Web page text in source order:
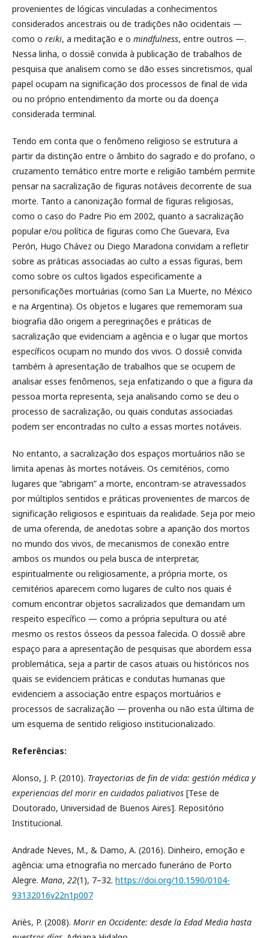
provenientes de lógicas vinculadas a conhecimentos
considerados ancestrais ou de tradições não ocidentais —
como o reiki, a meditação e o mindfulness, entre outros —.
Nessa linha, o dossiê convida à publicação de trabalhos de
pesquisa que analisem como se dão esses sincretismos, qual
papel ocupam na significação dos processos de final de vida
ou no próprio entendimento da morte ou da doença
considerada terminal.
Tendo em conta que o fenômeno religioso se estrutura a
partir da distinção entre o âmbito do sagrado e do profano, o
cruzamento temático entre morte e religião também permite
pensar na sacralização de figuras notáveis decorrente de sua
morte. Tanto a canonização formal de figuras religiosas,
como o caso do Padre Pio em 2002, quanto a sacralização
popular e/ou política de figuras como Che Guevara, Eva
Perón, Hugo Chávez ou Diego Maradona convidam a refletir
sobre as práticas associadas ao culto a essas figuras, bem
como sobre os cultos ligados especificamente a
personificações mortuárias (como San La Muerte, no México
e na Argentina). Os objetos e lugares que rememoram sua
biografia dão origem a peregrinações e práticas de
sacralização que evidenciam a agência e o lugar que mortos
específicos ocupam no mundo dos vivos. O dossiê convida
também à apresentação de trabalhos que se ocupem de
analisar esses fenômenos, seja enfatizando o que a figura da
pessoa morta representa, seja analisando como se deu o
processo de sacralização, ou quais condutas associadas
podem ser encontradas no culto a essas mortes notáveis.
No entanto, a sacralização dos espaços mortuários não se
limita apenas às mortes notáveis. Os cemitérios, como
lugares que “abrigam” a morte, encontram-se atravessados
por múltiplos sentidos e práticas provenientes de marcos de
significação religiosos e espirituais da realidade. Seja por meio
de uma oferenda, de anedotas sobre a aparição dos mortos
no mundo dos vivos, de mecanismos de conexão entre
ambos os mundos ou pela busca de interpretar,
espiritualmente ou religiosamente, a própria morte, os
cemitérios aparecem como lugares de culto nos quais é
comum encontrar objetos sacralizados que demandam um
respeito específico — como a própria sepultura ou até
mesmo os restos ósseos da pessoa falecida. O dossiê abre
espaço para a apresentação de pesquisas que abordem essa
problemática, seja a partir de casos atuais ou históricos nos
quais se evidenciem práticas e condutas humanas que
evidenciem a associação entre espaços mortuários e
processos de sacralização — provenha ou não esta última de
um esquema de sentido religioso institucionalizado.
Referências:
Alonso, J. P. (2010). Trayectorias de fin de vida: gestión médica y
experiencias del morir en cuidados paliativos [Tese de
Doutorado, Universidad de Buenos Aires]. Repositório
Institucional.
Andrade Neves, M., & Damo, A. (2016). Dinheiro, emoção e
agência: uma etnografia no mercado funerário de Porto
Alegre. Mana, 22(1), 7–32. https://doi.org/10.1590/0104-
93132016v22n1p007
Ariès, P. (2008). Morir en Occidente: desde la Edad Media hasta